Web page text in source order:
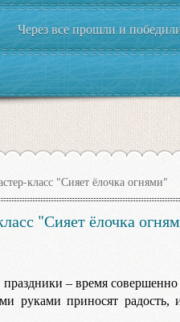
Через все прошли и
класс "Сияет ёлочка огнями"
"Сияет ёлочка
– время
руками приносят радость,